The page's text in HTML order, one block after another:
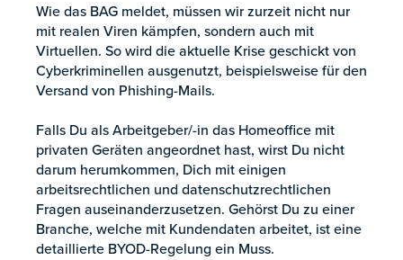
Wie das BAG meldet, müssen wir zurzeit nicht nur
mit realen Viren kämpfen, sondern auch mit
Virtuellen. So wird die aktuelle Krise geschickt von
Cyberkriminellen ausgenutzt, beispielsweise für den
Versand von Phishing-Mails.
Falls Du als Arbeitgeber/-in das Homeoffice mit
privaten Geräten angeordnet hast, wirst Du nicht
darum herumkommen, Dich mit einigen
arbeitsrechtlichen und datenschutzrechtlichen
Fragen auseinanderzusetzen. Gehörst Du zu einer
Branche, welche mit Kundendaten arbeitet, ist eine
detaillierte BYOD-Regelung ein Muss.